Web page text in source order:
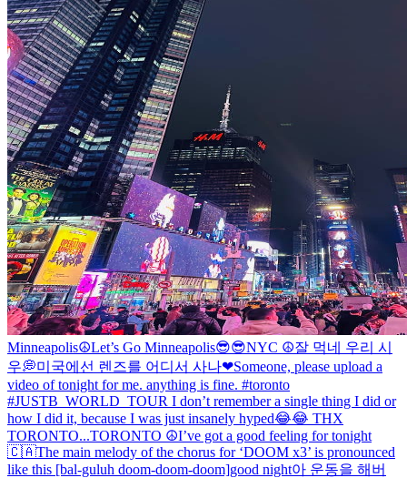
Minneapolis☮️Let’s Go Minneapolis😎😎NYC ☮️잘 먹네 우리 시
우💭미국에선 렌즈를 어디서 사나❤Someone, please upload a
video of tonight for me. anything is fine. #toronto
#JUSTB_WORLD_TOUR I don’t remember a single thing I did or
how I did it, because I was just insanely hyped😂😂 THX
TORONTO...TORONTO ☮️I’ve got a good feeling for tonight
🇨🇦The main melody of the chorus for ‘DOOM x3’ is pronounced
like this [bal-guluh doom-doom-doom]good night아 운동을 해버